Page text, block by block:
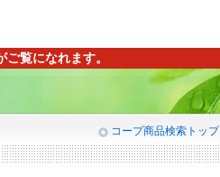
覧になれます。
コープ商品検索トップ